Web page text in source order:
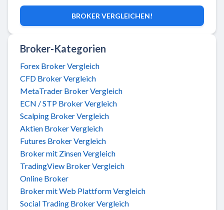
BROKER VERGLEICHEN!
Broker-Kategorien
Forex Broker Vergleich
CFD Broker Vergleich
MetaTrader Broker Vergleich
ECN / STP Broker Vergleich
Scalping Broker Vergleich
Aktien Broker Vergleich
Futures Broker Vergleich
Broker mit Zinsen Vergleich
TradingView Broker Vergleich
Online Broker
Broker mit Web Plattform Vergleich
Social Trading Broker Vergleich